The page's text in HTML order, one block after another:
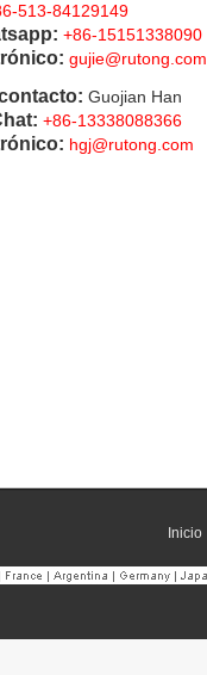
513-84129149
+86-15151338090
gujie@rutong.com
Guojian Han
+86-13338088366
hgj@rutong.com
Inicio